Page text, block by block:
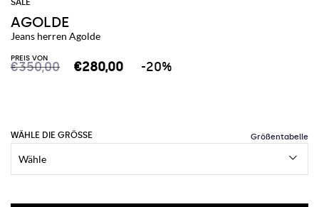
AGOLDE
Jeans herren Agolde
PREIS VON
€350,00 €280,00 -20%
WÄHLE DIE GRÖSSE